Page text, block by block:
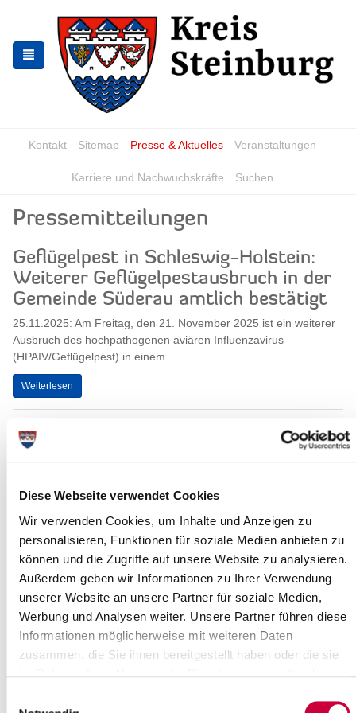
Diese Webseite verwendet Cookies
Wir verwenden Cookies, um Inhalte und Anzeigen zu
personalisieren, Funktionen für soziale Medien anbieten zu
können und die Zugriffe auf unsere Website zu analysieren.
Außerdem geben wir Informationen zu Ihrer Verwendung
unserer Website an unsere Partner für soziale Medien,
Werbung und Analysen weiter. Unsere Partner führen diese
Informationen möglicherweise mit weiteren Daten
zusammen, die Sie ihnen bereitgestellt haben oder die sie
springen
springen
Kontakt Sitemap Presse & Aktuelles Veranstaltungen
Karriere und Nachwuchskräfte Suchen
Pressemitteilungen
Geflügelpest in Schleswig-Holstein:
Weiterer Geflügelpestausbruch in der
Gemeinde Süderau amtlich bestätigt
25.11.2025: Am Freitag, den 21. November 2025 ist ein weiterer
Ausbruch des hochpathogenen aviären Influenzavirus
(HPAIV/Geflügelpest) in einem...
Weiterlesen
Geflügelpest in Schleswig-Holstein:
Geflügelpestausbruch in der Gemeinde
19.11.2025: Am Sonntag, den 16. November 2025 ist der
Ausbruch des hochpathogenen aviären Influenzavirus
(HPAIV/Geflügelpest) des Subtyps H5N1 in...
Weiterlesen
Itzehoe leuchtet Orange: Lichterumzug
zum Internationalen Tag gegen Gewalt
an Frauen und Mädchen